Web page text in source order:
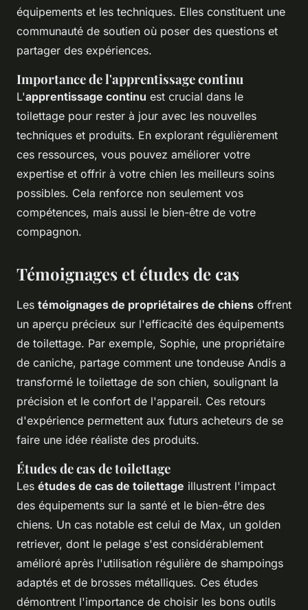
équipements et les techniques. Elles constituent une
communauté de soutien où poser des questions et
partager des expériences.
Importance de l'apprentissage continu
L'apprentissage continu est crucial dans le
toilettage pour rester à jour avec les nouvelles
techniques et produits. En explorant régulièrement
ces ressources, vous pouvez améliorer votre
expertise et offrir à votre chien les meilleurs soins
possibles. Cela renforce non seulement vos
compétences, mais aussi le bien-être de votre
compagnon.
Témoignages et études de cas
Les témoignages de propriétaires de chiens offrent
un aperçu précieux sur l'efficacité des équipements
de toilettage. Par exemple, Sophie, une propriétaire
de caniche, partage comment une tondeuse Andis a
transformé le toilettage de son chien, soulignant la
précision et le confort de l'appareil. Ces retours
d'expérience permettent aux futurs acheteurs de se
faire une idée réaliste des produits.
Études de cas de toilettage
Les études de cas de toilettage illustrent l'impact
des équipements sur la santé et le bien-être des
chiens. Un cas notable est celui de Max, un golden
retriever, dont le pelage s'est considérablement
amélioré après l'utilisation régulière de shampoings
adaptés et de brosses métalliques. Ces études
démontrent l'importance de choisir les bons outils